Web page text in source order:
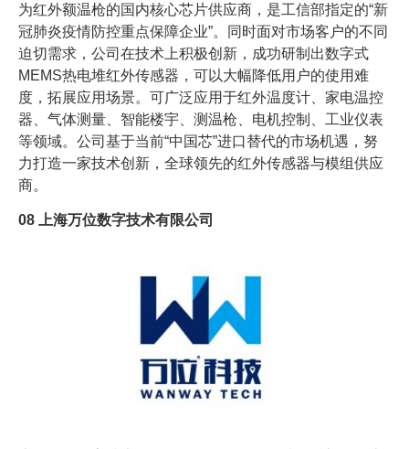
为红外额温枪的国内核心芯片供应商，是工信部指定的“新
冠肺炎疫情防控重点保障企业”。同时面对市场客户的不同
迫切需求，公司在技术上积极创新，成功研制出数字式
MEMS热电堆红外传感器，可以大幅降低用户的使用难
度，拓展应用场景。可广泛应用于红外温度计、家电温控
器、气体测量、智能楼宇、测温枪、电机控制、工业仪表
等领域。公司基于当前“中国芯”进口替代的市场机遇，努
力打造一家技术创新，全球领先的红外传感器与模组供应
商。
08 上海万位数字技术有限公司